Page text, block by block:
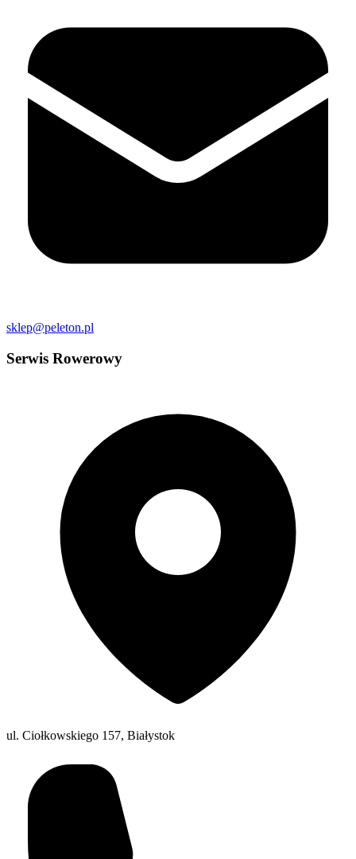
sklep@peleton.pl
Serwis Rowerowy
ul. Ciołkowskiego 157, Białystok